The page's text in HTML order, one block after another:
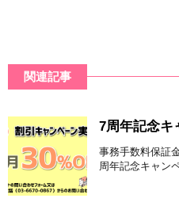
関連記事
7周年記念キ
事務手数料保証
周年記念キャン